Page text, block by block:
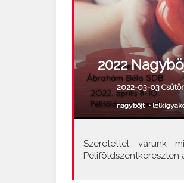
2022
2022-03-03
nagyböjt•
Szeretettel várunk
Péliföldszentkereszten